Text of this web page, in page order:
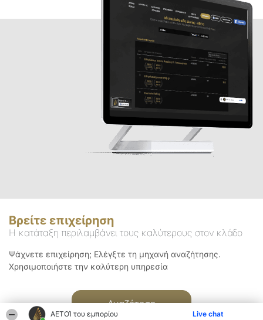
ΑΕΤΟΊ του εμπορίου Live chat
Βρείτε επιχείρηση
Η κατάταξη περιλαμβάνει τους καλύτερους στον κλάδο
Ψάχνετε επιχείρηση; Ελέγξτε τη μηχανή αναζήτησης.
Χρησιμοποιήστε την καλύτερη υπηρεσία
Αναζήτηση